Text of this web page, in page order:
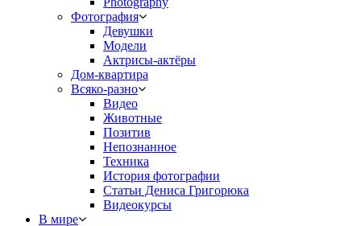
Фотография
Девушки
Модели
Актрисы-актёры
Дом-квартира
Всяко-разно
Видео
Животные
Позитив
Непознанное
Техника
История фотографии
Статьи Дениса Григорюка
Видеокурсы
В мире